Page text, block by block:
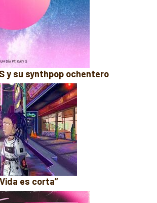
y su synthpop ochentero
es corta”